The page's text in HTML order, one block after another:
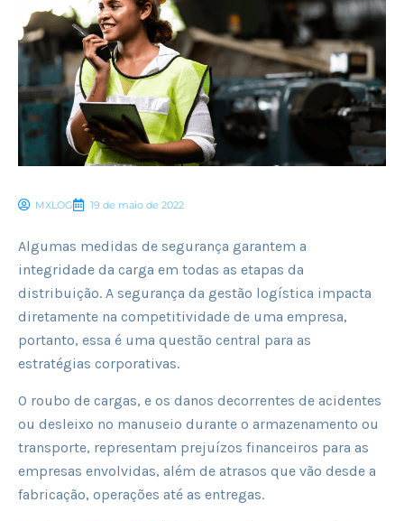
MXLOG 19 de maio de 2022
Algumas medidas de segurança garantem a
integridade da carga em todas as etapas da
distribuição. A segurança da gestão logística impacta
diretamente na competitividade de uma empresa,
portanto, essa é uma questão central para as
estratégias corporativas.
O roubo de cargas, e os danos decorrentes de acidentes
ou desleixo no manuseio durante o armazenamento ou
transporte, representam prejuízos financeiros para as
empresas envolvidas, além de atrasos que vão desde a
fabricação, operações até as entregas.